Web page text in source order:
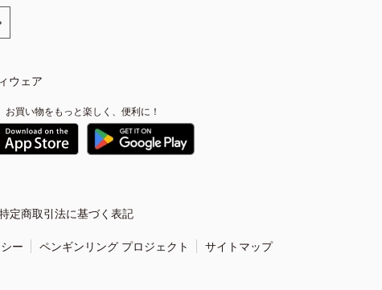
ウェア
お買い物をもっと楽しく、便利に！
定商取引法に基づく表記
ー ペンギンリング プロジェクト サイトマップ